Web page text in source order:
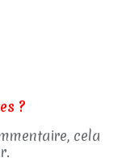
?
cela